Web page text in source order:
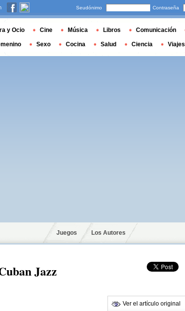
Juegos Los Autores
Jazz
Ver el artículo original
Seudónimo Contraseña
y Ocio Cine Música Libros Comunicación
Sexo Cocina Salud Ciencia Viajes